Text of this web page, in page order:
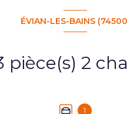
ÉVIAN-LES-BAINS
1